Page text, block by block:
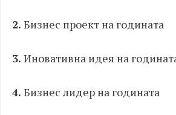
2. Бизнес проект на годината
3. Иновативна идея на
4. Бизнес лидер на годината